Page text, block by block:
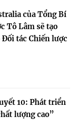
của Tổng Bí
Tô Lâm sẽ tạo
tác Chiến lược
10: Phát triển
lượng cao”